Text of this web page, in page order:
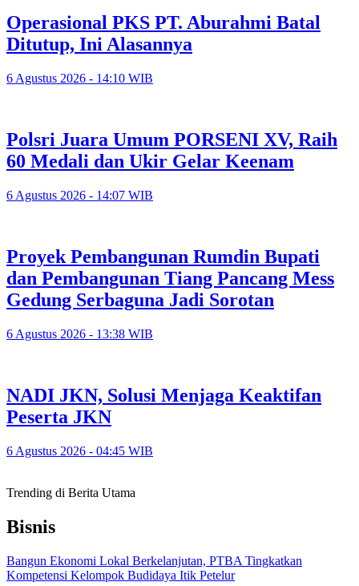
Operasional PKS PT. Aburahmi Batal
Ditutup, Ini Alasannya
6 Agustus 2026 - 14:10 WIB
Polsri Juara Umum PORSENI XV, Raih
60 Medali dan Ukir Gelar Keenam
6 Agustus 2026 - 14:07 WIB
Proyek Pembangunan Rumdin Bupati
dan Pembangunan Tiang Pancang Mess
Gedung Serbaguna Jadi Sorotan
6 Agustus 2026 - 13:38 WIB
NADI JKN, Solusi Menjaga Keaktifan
Peserta JKN
6 Agustus 2026 - 04:45 WIB
Trending di Berita Utama
Bisnis
Bangun Ekonomi Lokal Berkelanjutan, PTBA Tingkatkan
Kompetensi Kelompok Budidaya Itik Petelur